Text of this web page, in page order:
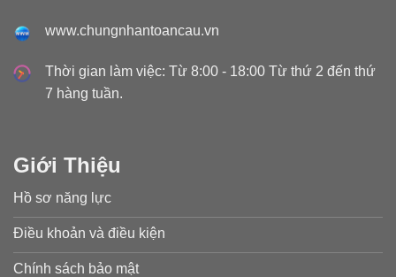
www.chungnhantoancau.vn
Thời gian làm việc: Từ 8:00 - 18:00 Từ thứ 2 đến thứ
7 hàng tuần.
Giới Thiệu
Hồ sơ năng lực
Điều khoản và điều kiện
Chính sách bảo mật